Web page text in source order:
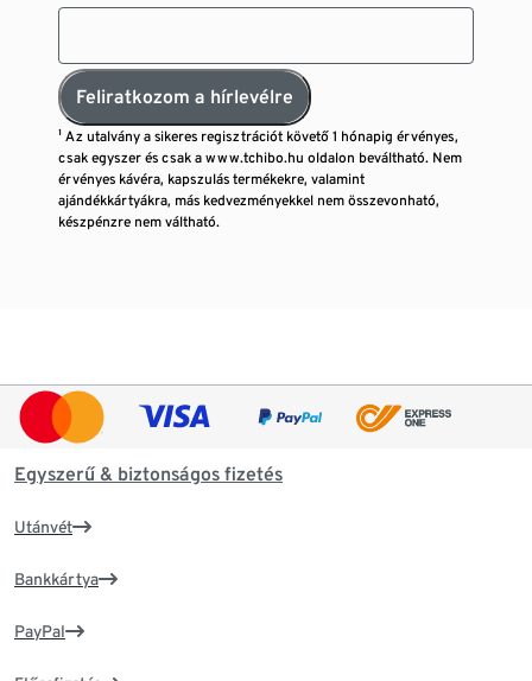
Feliratkozom a hírlevélre
¹ Az utalvány a sikeres regisztrációt követő 1 hónapig érvényes,
csak egyszer és csak a www.tchibo.hu oldalon beváltható. Nem
érvényes kávéra, kapszulás termékekre, valamint
ajándékkártyákra, más kedvezményekkel nem összevonható,
készpénzre nem váltható.
Egyszerű & biztonságos fizetés
Utánvét
Bankkártya
PayPal